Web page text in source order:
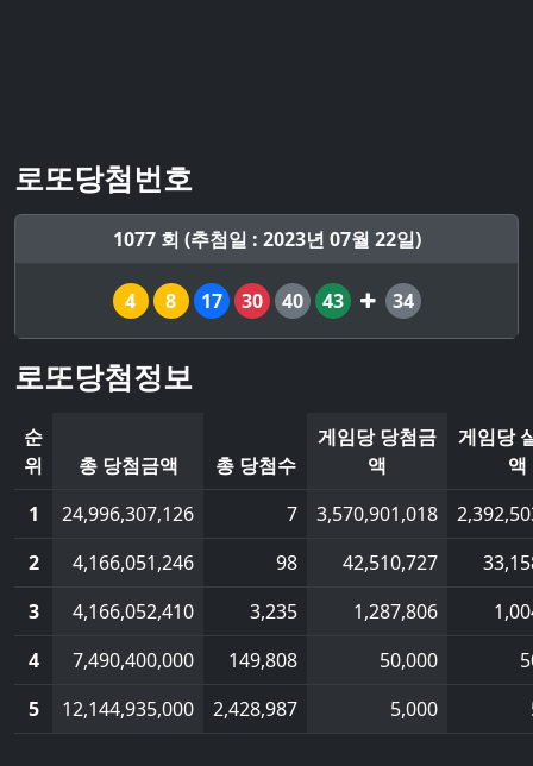
로또당첨번호
1077 회 (추첨일 : 2023년 07월 22일)
4 8 17 30 40 43 34
로또당첨정보
순
위
총 당첨금액 총 당첨수
게임당 당첨금
액
게임당
액
1
24,996,307,126 7 3,570,901,018
2
4,166,051,246 98 42,510,727
3
4,166,052,410 3,235 1,287,806
4
7,490,400,000 149,808 50,000
5
12,144,935,000 2,428,987 5,000